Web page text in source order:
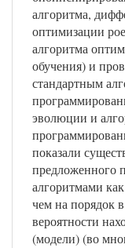
алгоритма,
оптимизации
алгоритма
обучения) и
стандартным
эволюции и
показали
предложенного
алгоритмами
чем на порядок
вероятности
(модели) (во